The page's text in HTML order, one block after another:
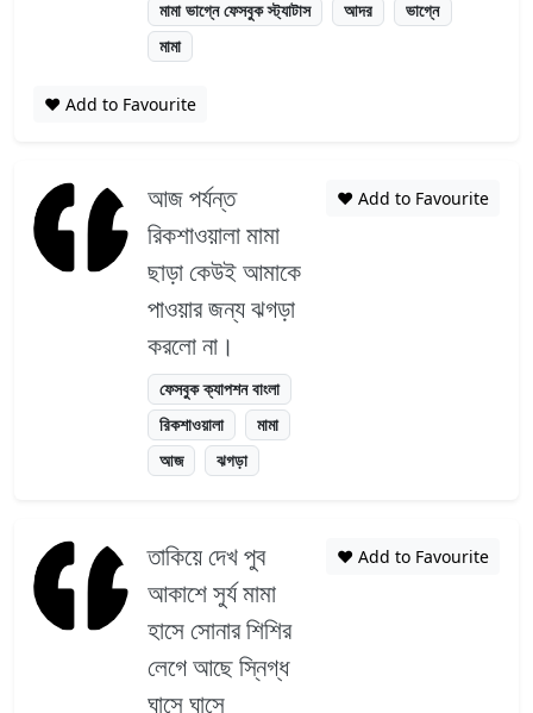
মামা ভাগ্নে ফেসবুক স্ট্যাটাস আদর
ভাগ্নে
মামা
❤️ Add to Favourite
আজ পর্যন্ত
রিকশাওয়ালা মামা
ছাড়া কেউই আমাকে
পাওয়ার জন্য ঝগড়া
করলো না।
ফেসবুক ক্যাপশন বাংলা
রিকশাওয়ালা
মামা
আজ
ঝগড়া
❤️ Add to Favourite
তাকিয়ে দেখ পুব
আকাশে সুর্য মামা
হাসে সোনার শিশির
লেগে আছে স্নিগ্ধ
ঘাসে ঘাসে
❤️ Add to Favourite